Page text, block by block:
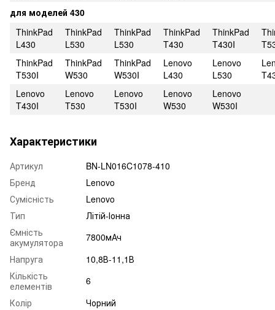
для моделей 430
ThinkPad
L430
ThinkPad
L530
ThinkPad
L530
ThinkPad
T430
ThinkPad
T430I
ThinkPad
T530I
ThinkPad
W530
ThinkPad
W530I
Lenovo
L430
Lenovo
L530
Lenovo
T430I
Lenovo
T530
Lenovo
T530I
Lenovo
W530
Lenovo
W530I
Характеристики
Артикул
BN-LN016C1078-410
Бренд
Lenovo
Сумісність
Lenovo
Тип
Літій-Іонна
Ємність
акумулятора
7800мАч
Напруга
10,8В-11,1В
Кількість
елементів
6
Колір
Чорний